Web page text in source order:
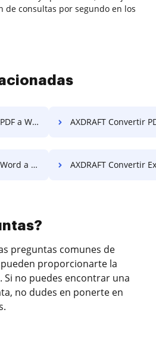
de consultas por segundo en los
a Word AXDRAFT Convertir PDF
a PDF AXDRAFT Convertir
preguntas comunes de
proporcionarte la
Si no puedes encontrar una
no dudes en ponerte en